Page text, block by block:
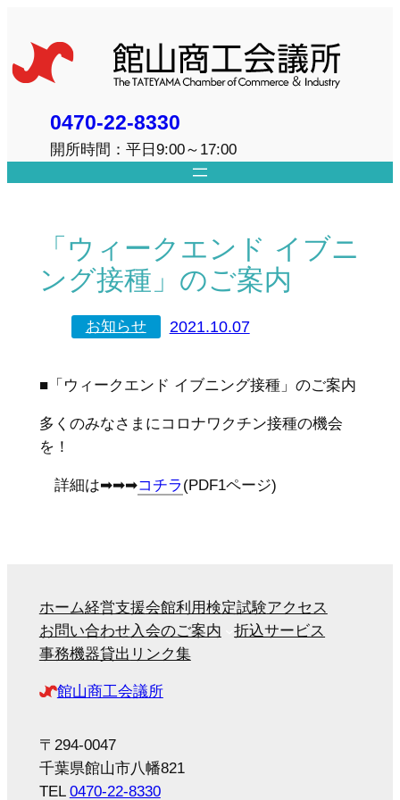
を
ス
0470-22-8330
開所時間：平日9:00～17:00
「ウィークエンド イブニ
ング接種」のご案内
お知らせ 2021.10.07
■「ウィークエンド イブニング接種」のご案内
多くのみなさまにコロナワクチン接種の機会
を！
詳細は➡➡➡コチラ (PDF1ページ)
ホーム経営支援会館利用検定試験アクセス
お問い合わせ入会のご案内
折込サービス
事務機器貸出 リンク集
館山商工会議所
〒294-0047
千葉県館山市八幡821
TEL 0470-22-8330